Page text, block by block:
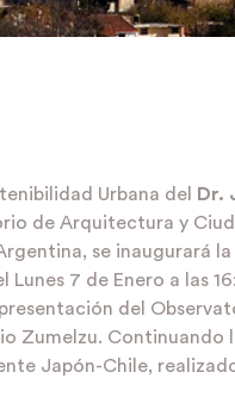
Urbana del
Dr.
de Arquitectura y
se inaugurará
7 de Enero a las
del
Zumelzu. Continuando
Japón-Chile,